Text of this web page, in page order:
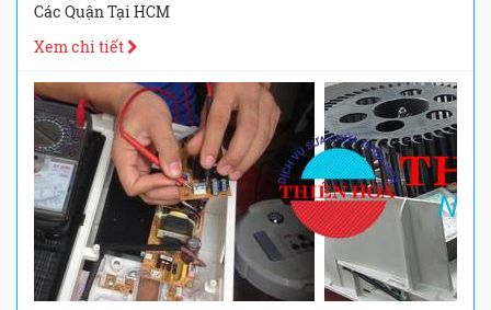
Các Quận Tại HCM
Xem chi tiết